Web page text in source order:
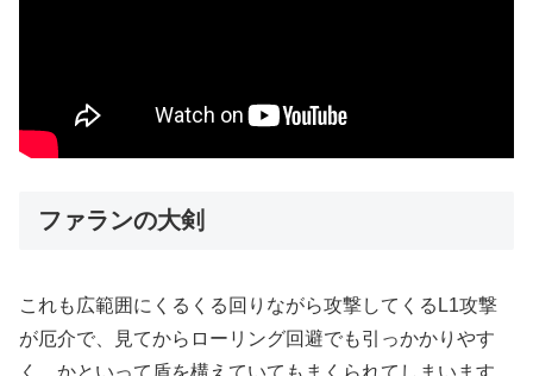
ファランの大剣
これも広範囲にくるくる回りながら攻撃してくるL1攻撃
が厄介で、見てからローリング回避でも引っかかりやす
く、かといって盾を構えていてもまくられてしまいます。